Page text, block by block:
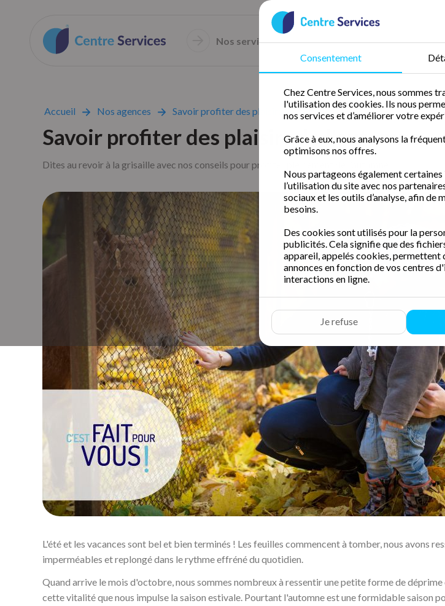
Nos services 50 % de crédit d’impôt
Consentement
Chez Centre Services, nous sommes
l'utilisation des cookies. Ils nous
nos services et d’améliorer votre
Grâce à eux, nous analysons la
optimisons nos offres.
Nous partageons également
l’utilisation du site avec nos
sociaux et les outils d’analyse, afin de
besoins.
Des cookies sont utilisés pour la
publicités. Cela signifie que des
appareil, appelés cookies, permettent
annonces en fonction de vos centres
interactions en ligne.
Je refuse
Accueil Nos agences Savoir profiter des plaisirs de l'automne
Savoir profiter des plaisirs de l'automne
Dites au revoir à la grisaille avec nos conseils pour profiter pleinement de l'automne !
L'été et les vacances sont bel et bien terminés ! Les feuilles commencent à tomber, nous avons
imperméables et replongé dans le rythme effréné du quotidien.
Quand arrive le mois d'octobre, nous sommes nombreux à ressentir une petite forme de déprime
cette vitalité que nous impulse la saison estivale. Pourtant l'automne est une formidable saison